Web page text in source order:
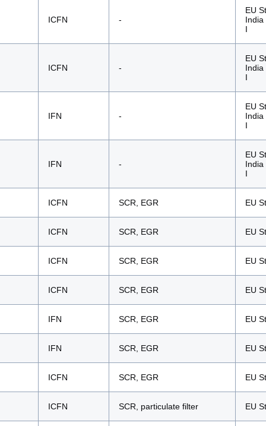
ICFN -
EU
India
I
ICFN -
EU
India
I
IFN -
EU
India
I
IFN -
EU
India
I
ICFN SCR, EGR EU
ICFN SCR, EGR EU
ICFN SCR, EGR EU
ICFN SCR, EGR EU
IFN SCR, EGR EU
IFN SCR, EGR EU
ICFN SCR, EGR EU
ICFN SCR, particulate filter EU